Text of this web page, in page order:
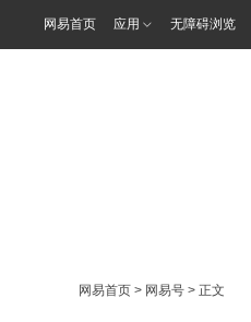
网易首页 应用 无障碍浏览
网易首页 > 网易号 > 正文